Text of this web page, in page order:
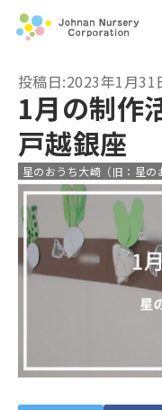
投稿日:2023年1月
1月の制作
戸越銀座
星のおうち大崎（旧：星の